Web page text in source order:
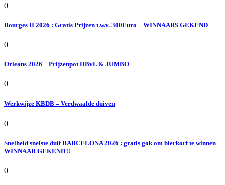
0
Bourges II 2026 : Gratis Prijzen t.w.v. 300Euro – WINNAARS GEKEND
0
Orleans 2026 – Prijzenpot HBvL & JUMBO
0
Werkwijze KBDB – Verdwaalde duiven
0
Snelheid snelste duif BARCELONA 2026 : gratis gok om bierkorf te winnen –
WINNAAR GEKEND !!
0